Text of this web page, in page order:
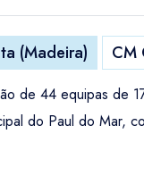
(Madeira) CM
de 44 equipas de
do Paul do Mar,